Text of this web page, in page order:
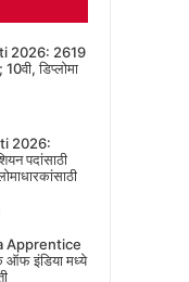
2026: 2619
डिप्लोमा
2026:
पदांसाठी
Apprentice
इंडिया मध्ये